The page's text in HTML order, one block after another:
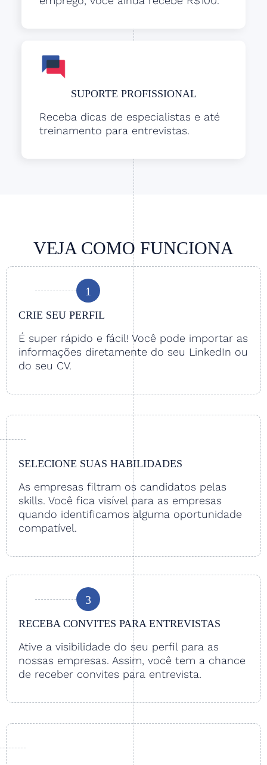
SUPORTE PROFISSIONAL
Receba dicas de especialistas e até
treinamento para entrevistas.
VEJA COMO FUNCIONA
1
CRIE SEU PERFIL
É super rápido e fácil! Você pode importar as
informações diretamente do seu LinkedIn ou
do seu CV.
SELECIONE SUAS HABILIDADES
As empresas filtram os candidatos pelas
skills. Você fica visível para as empresas
quando identificamos alguma oportunidade
compatível.
3
RECEBA CONVITES PARA ENTREVISTAS
Ative a visibilidade do seu perfil para as
nossas empresas. Assim, você tem a chance
de receber convites para entrevista.